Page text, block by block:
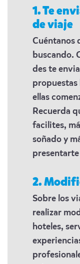
1. Te
de viaje
Cuéntanos
buscando.
des te
propuestas
ellas
Recuerda
facilites,
soñado y
2.
Sobre los
realizar
hoteles,